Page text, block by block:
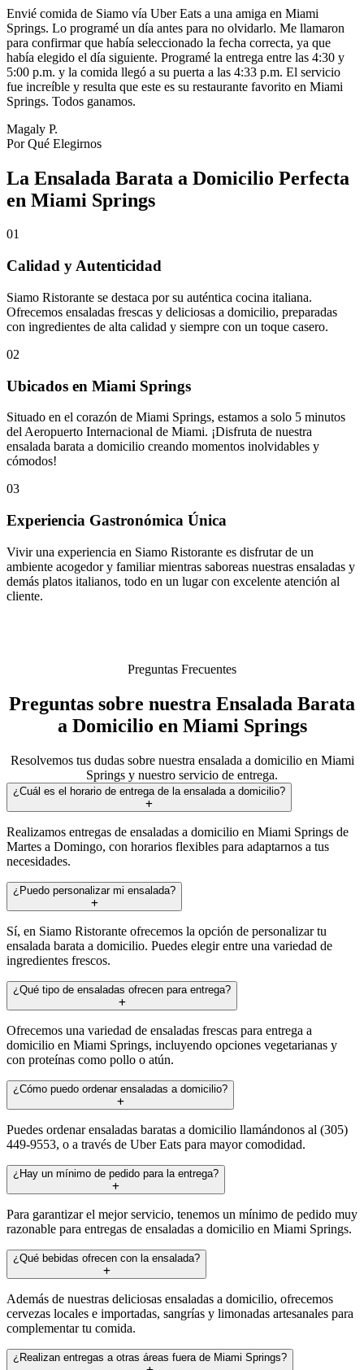
Envié comida de Siamo vía Uber Eats a una amiga en Miami
Springs. Lo programé un día antes para no olvidarlo. Me llamaron
para confirmar que había seleccionado la fecha correcta, ya que
había elegido el día siguiente. Programé la entrega entre las 4:30 y
5:00 p.m. y la comida llegó a su puerta a las 4:33 p.m. El servicio
fue increíble y resulta que este es su restaurante favorito en Miami
Springs. Todos ganamos.
Magaly P.
Por Qué Elegirnos
La Ensalada Barata a Domicilio Perfecta
en Miami Springs
01
Calidad y Autenticidad
Siamo Ristorante se destaca por su auténtica cocina italiana.
Ofrecemos ensaladas frescas y deliciosas a domicilio, preparadas
con ingredientes de alta calidad y siempre con un toque casero.
02
Ubicados en Miami Springs
Situado en el corazón de Miami Springs, estamos a solo 5 minutos
del Aeropuerto Internacional de Miami. ¡Disfruta de nuestra
ensalada barata a domicilio creando momentos inolvidables y
cómodos!
03
Experiencia Gastronómica Única
Vivir una experiencia en Siamo Ristorante es disfrutar de un
ambiente acogedor y familiar mientras saboreas nuestras ensaladas y
demás platos italianos, todo en un lugar con excelente atención al
cliente.
Preguntas Frecuentes
Preguntas sobre nuestra Ensalada Barata
a Domicilio en Miami Springs
Resolvemos tus dudas sobre nuestra ensalada a domicilio en Miami
Springs y nuestro servicio de entrega.
¿Cuál es el horario de entrega de la ensalada a domicilio?
Realizamos entregas de ensaladas a domicilio en Miami Springs de
Martes a Domingo, con horarios flexibles para adaptarnos a tus
necesidades.
¿Puedo personalizar mi ensalada?
Sí, en Siamo Ristorante ofrecemos la opción de personalizar tu
ensalada barata a domicilio. Puedes elegir entre una variedad de
ingredientes frescos.
¿Qué tipo de ensaladas ofrecen para entrega?
Ofrecemos una variedad de ensaladas frescas para entrega a
domicilio en Miami Springs, incluyendo opciones vegetarianas y
con proteínas como pollo o atún.
¿Cómo puedo ordenar ensaladas a domicilio?
Puedes ordenar ensaladas baratas a domicilio llamándonos al (305)
449-9553, o a través de Uber Eats para mayor comodidad.
¿Hay un mínimo de pedido para la entrega?
Para garantizar el mejor servicio, tenemos un mínimo de pedido muy
razonable para entregas de ensaladas a domicilio en Miami Springs.
¿Qué bebidas ofrecen con la ensalada?
Además de nuestras deliciosas ensaladas a domicilio, ofrecemos
cervezas locales e importadas, sangrías y limonadas artesanales para
complementar tu comida.
¿Realizan entregas a otras áreas fuera de Miami Springs?